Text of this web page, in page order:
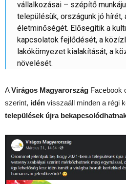
vállalkozásai – szépítő
településük, országunk jó hírét,
életminőségét. Elősegítik a
kapcsolatok fejlődését, a
lakókörnyezet kialakítását, a
növelését.
AVirágos Magyarország Facebook
szerint, idén visszaáll minden a régi
települések újra